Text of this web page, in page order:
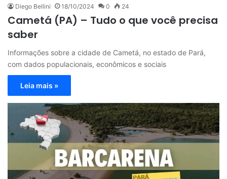
Diego Bellini 18/10/2024 0 24
Cametá (PA) – Tudo o que você precisa
saber
Informações sobre a cidade de Cametá, no estado de Pará,
com dados populacionais, econômicos e sociais
Leia mais »